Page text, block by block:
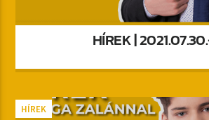
HÍREK |
HÍREK